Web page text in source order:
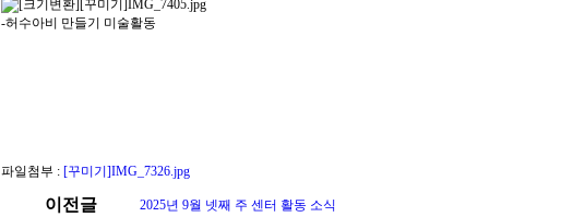
-허수아비 만들기 미술활동
파일첨부 : [꾸미기]IMG_7326.jpg
이전글 2025년 9월 넷째 주 센터 활동 소식